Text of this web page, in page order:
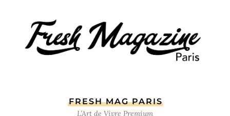
FRESH MAG PARIS
L’Art de Vivre Premium